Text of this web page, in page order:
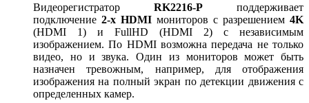
Видеорегистратор RK2216-P поддерживает
подключение 2-х HDMI мониторов с разрешением 4K
(HDMI 1) и FullHD (HDMI 2) с независимым
изображением. По HDMI возможна передача не только
видео, но и звука. Один из мониторов может быть
назначен тревожным, например, для отображения
изображения на полный экран по детекции движения с
определенных камер.